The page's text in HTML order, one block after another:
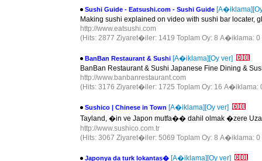
Sushi Guide - Eatsushi.com - Sushi Guide [A�iklama]
Making sushi explained on video with sushi bar locater,
http://www.eatsushi.com
(Hits: 2877 Ziyaret�iler: 1419 Toplam Oy: 8 A�iklama:
BanBan Restaurant & Sushi [A�iklama][Oy ver]
BanBan Restaurant & Sushi Japanese Fine Dining &
http://www.banbanrestaurant.com
(Hits: 3176 Ziyaret�iler: 1725 Toplam Oy: 16 A�iklama:
Sushico | Chinese in Town [A�iklama][Oy ver]
Tayland, �in ve Japon mutfa�� dahil olmak �zere
http://www.sushico.com.tr
(Hits: 3067 Ziyaret�iler: 5069 Toplam Oy: 8 A�iklama:
Japonya da turk lokantas� [A�iklama][Oy ver]